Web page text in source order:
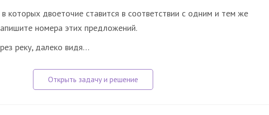
которых двоеточие ставится в соответствии с одним и тем же
номера этих предложений.
реку, далеко видя…